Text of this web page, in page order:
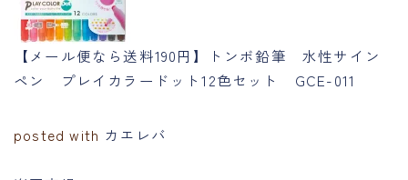
【メール便なら送料190円】トンボ鉛筆 水性サイン
ペン プレイカラードット12色セット GCE-011
posted with カエレバ